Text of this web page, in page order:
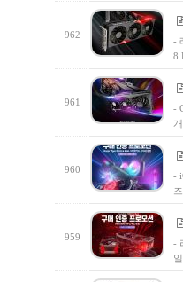
962
-
8
961
-
960
-
959
-